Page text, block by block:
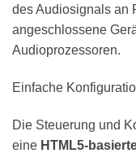
des Audiosignals an
angeschlossene
Audioprozessoren.
Einfache
Die Steuerung und
eine HTML5-